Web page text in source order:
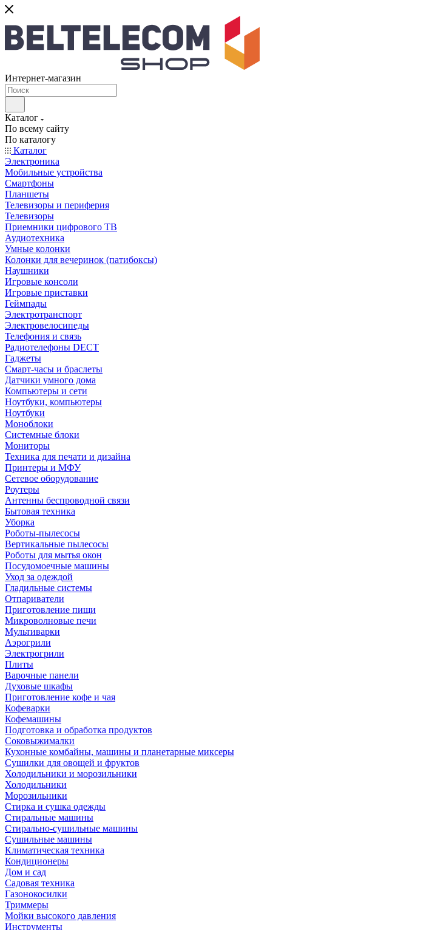
Интернет-магазин
Каталог
По всему сайту
По каталогу
Каталог
Электроника
Мобильные устройства
Смартфоны
Планшеты
Телевизоры и периферия
Телевизоры
Приемники цифрового ТВ
Аудиотехника
Умные колонки
Колонки для вечеринок (патибоксы)
Наушники
Игровые консоли
Игровые приставки
Геймпады
Электротранспорт
Электровелосипеды
Телефония и связь
Радиотелефоны DECT
Гаджеты
Смарт-часы и браслеты
Датчики умного дома
Компьютеры и сети
Ноутбуки, компьютеры
Ноутбуки
Моноблоки
Системные блоки
Мониторы
Техника для печати и дизайна
Принтеры и МФУ
Сетевое оборудование
Роутеры
Антенны беспроводной связи
Бытовая техника
Уборка
Роботы-пылесосы
Вертикальные пылесосы
Роботы для мытья окон
Посудомоечные машины
Уход за одеждой
Гладильные системы
Отпариватели
Приготовление пищи
Микроволновые печи
Мультиварки
Аэрогрили
Электрогрили
Плиты
Варочные панели
Духовые шкафы
Приготовление кофе и чая
Кофеварки
Кофемашины
Подготовка и обработка продуктов
Соковыжималки
Кухонные комбайны, машины и планетарные миксеры
Сушилки для овощей и фруктов
Холодильники и морозильники
Холодильники
Морозильники
Стирка и сушка одежды
Стиральные машины
Стирально-сушильные машины
Сушильные машины
Климатическая техника
Кондиционеры
Дом и сад
Садовая техника
Газонокосилки
Триммеры
Мойки высокого давления
Инструменты